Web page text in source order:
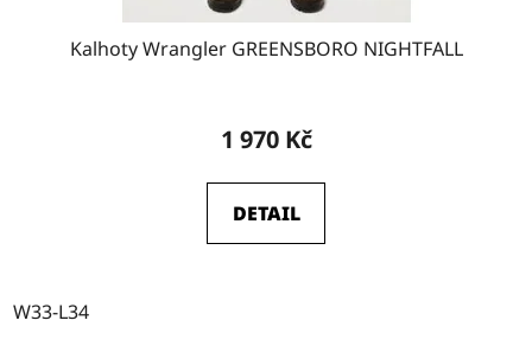
Kalhoty Wrangler GREENSBORO NIGHTFALL
1 970 Kč
DETAIL
W33-L34